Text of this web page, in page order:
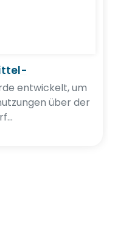
entwickelt, um
über der